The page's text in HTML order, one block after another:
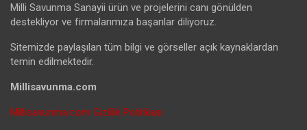
Milli Savunma Sanayii ürün ve projelerini canı gönülden
destekliyor ve firmalarımıza başarılar diliyoruz.
Sitemizde paylaşılan tüm bilgi ve görseller açık kaynaklardan
temin edilmektedir.
Millisavunma.com
Millisavunma.com Gizlilik Politikası